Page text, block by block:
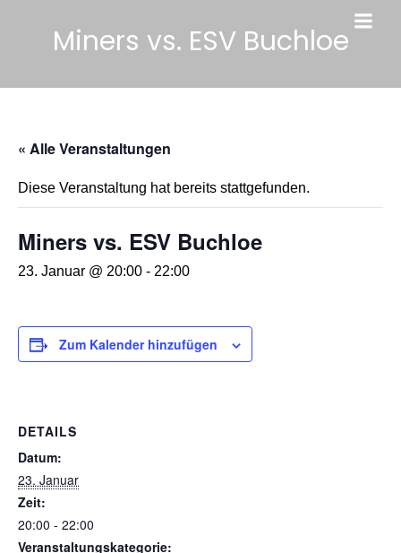
Miners vs. ESV Buchloe
« Alle Veranstaltungen
Diese Veranstaltung hat bereits stattgefunden.
Miners vs. ESV Buchloe
23. Januar @ 20:00 - 22:00
Zum Kalender hinzufügen
DETAILS
Datum:
23. Januar
Zeit:
20:00 - 22:00
Veranstaltungskategorie: